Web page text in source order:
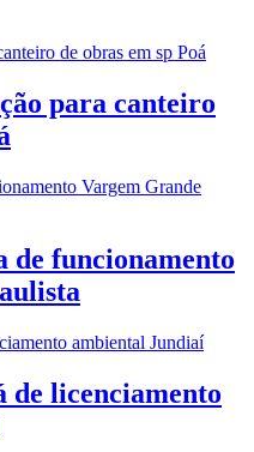
para canteiro
de funcionamento
de licenciamento